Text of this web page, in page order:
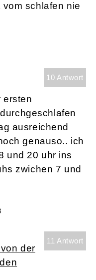
schlafen nie
10 Antwort
ersten
ausreichend
genauso.. ich
und 20 uhr ins
zwichen 7 und
11 Antwort
der